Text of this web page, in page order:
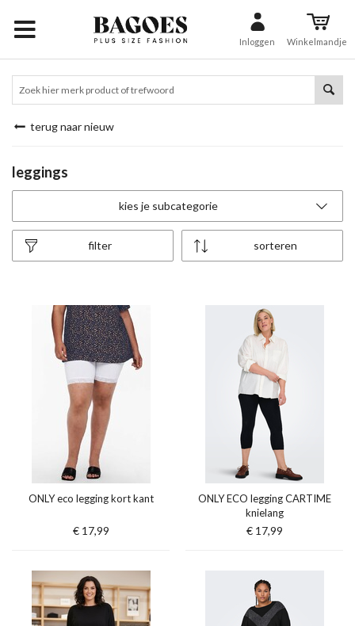
Inloggen Winkelmandje
terug naar nieuw
leggings
kies je subcategorie
sorteren
filter
ONLY eco legging kort kant
€ 17,99
ONLY ECO legging CARTIME
knielang
€ 17,99